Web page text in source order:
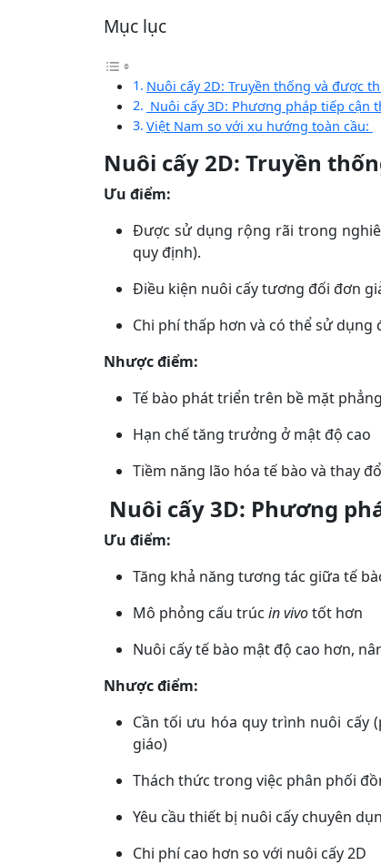
Mục lục
Nuôi cấy 2D: Truyền thống và được
Nuôi cấy 3D: Phương pháp tiếp cận
Việt Nam so với xu hướng toàn cầu:
Nuôi cấy 2D: Truyền
Ưu điểm:
Được sử dụng rộng rãi trong
quy định).
Điều kiện nuôi cấy tương đối đơn
Chi phí thấp hơn và có thể sử
Nhược điểm:
Tế bào phát triển trên bề mặt
Hạn chế tăng trưởng ở mật độ cao
Tiềm năng lão hóa tế bào và thay
Nuôi cấy 3D: Phương
Ưu điểm:
Tăng khả năng tương tác giữa tế
Mô phỏng cấu trúc in vivotốt hơn
Nuôi cấy tế bào mật độ cao hơn,
Nhược điểm:
Cần tối ưu hóa quy trình nuôi cấy
giáo)
Thách thức trong việc phân phối
Yêu cầu thiết bị nuôi cấy chuyên
Chi phí cao hơn so với nuôi cấy 2D